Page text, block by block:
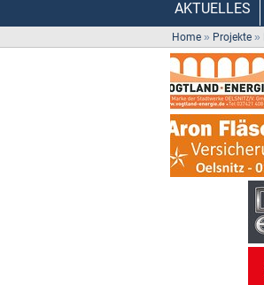
AKTUELLES
Home » Projekte »